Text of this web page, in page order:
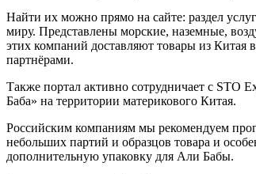
Найти их можно прямо на сайте: раздел
миру. Представлены морские, наземные,
этих компаний доставляют товары из
партнёрами.
Также портал активно сотрудничает с STO
Баба» на территории материкового Китая.
Российским компаниям мы рекомендуем
небольших партий и образцов товара и
дополнительную упаковку для Али Бабы.